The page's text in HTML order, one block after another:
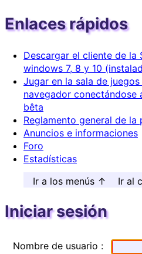
Enlaces rápidos
Descargar el cliente de la
windows 7, 8 y 10
Jugar en la sala de
navegador conectándose
bêta
Reglamento general de la
Anuncios e informaciones
Foro
Estadísticas
Ir a los menús ↑
Ir al
Iniciar sesión
Nombre de usuario :